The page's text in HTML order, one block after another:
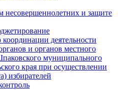
несовершеннолетних и защите
деятельности
и органов местного
муниципального
края при осуществлении
избирателей